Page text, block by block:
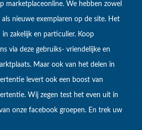
marketplaceonline. We hebben zowel
nieuwe exemplaren op de site. Het
in zakelijk en particulier. Koop
via deze gebruiks- vriendelijke en
Maar ook van het delen in
levert ook een boost van
Wij zegen test het even uit in
onze facebook groepen. En trek uw